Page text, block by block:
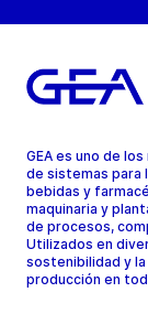
GEA es uno de
de sistemas para
bebidas y
maquinaria y
de procesos,
Utilizados en
sostenibilidad y
producción en